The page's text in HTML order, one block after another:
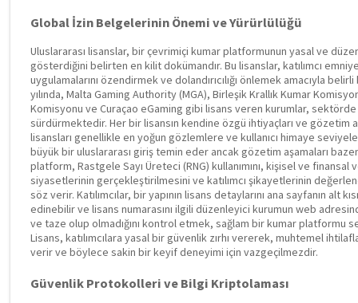
Global İzin Belgelerinin Önemi ve Yürürlülüğü
Uluslararası lisanslar, bir çevrimiçi kumar platformunun yasal ve
gösterdiğini belirten en kilit dokümandır. Bu lisanslar, katılımcı
uygulamalarını özendirmek ve dolandırıcılığı önlemek amacıyla
yılında, Malta Gaming Authority (MGA), Birleşik Krallık Kumar
Komisyonu ve Curaçao eGaming gibi lisans veren kurumlar,
sürdürmektedir. Her bir lisansın kendine özgü ihtiyaçları ve gözetim
lisansları genellikle en yoğun gözlemlere ve kullanıcı himaye
büyük bir uluslararası giriş temin eder ancak gözetim aşamaları
platform, Rastgele Sayı Üreteci (RNG) kullanımını, kişisel ve
siyasetlerinin gerçekleştirilmesini ve katılımcı şikayetlerinin
söz verir. Katılımcılar, bir yapının lisans detaylarını ana sayfanın alt
edinebilir ve lisans numarasını ilgili düzenleyici kurumun web
ve taze olup olmadığını kontrol etmek, sağlam bir kumar platformu
Lisans, katılımcılara yasal bir güvenlik zırhı vererek, muhtemel
verir ve böylece sakin bir keyif deneyimi için vazgeçilmezdir.
Güvenlik Protokolleri ve Bilgi Kriptolaması